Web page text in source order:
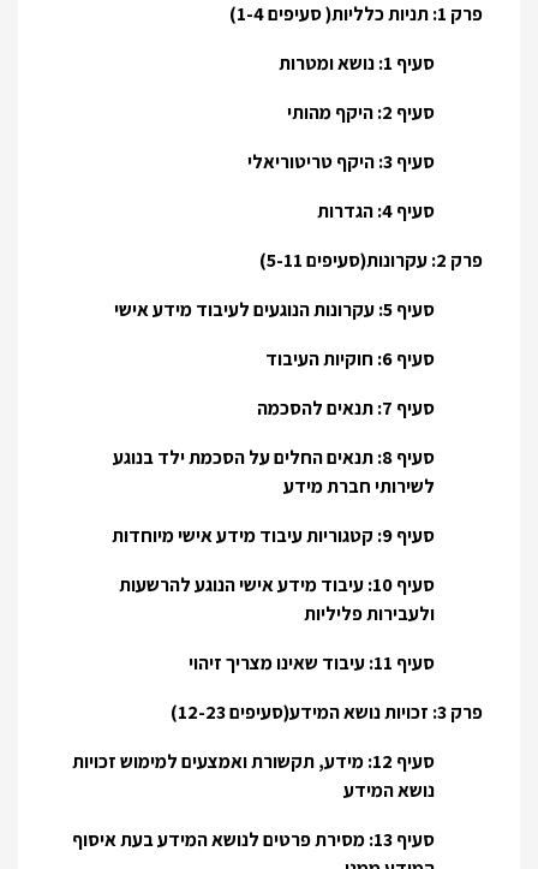
פרק 1: תניות כלליות( סעיפים 1-4)
סעיף 1: נושא ומטרות
סעיף 2: היקף מהותי
סעיף 3: היקף טריטוריאלי
סעיף 4: הגדרות
פרק 2: עקרונות(סעיפים 5-11)
סעיף 5: עקרונות הנוגעים לעיבוד מידע אישי
סעיף 6: חוקיות העיבוד
סעיף 7: תנאים להסכמה
סעיף 8: תנאים החלים על הסכמת ילד בנוגע
לשירותי חברת מידע
סעיף 9: קטגוריות עיבוד מידע אישי מיוחדות
סעיף 10: עיבוד מידע אישי הנוגע להרשעות
ולעבירות פליליות
סעיף 11: עיבוד שאינו מצריך זיהוי
פרק 3: זכויות נושא המידע(סעיפים 12-23)
סעיף 12: מידע, תקשורת ואמצעים למימוש זכויות
נושא המידע
סעיף 13: מסירת פרטים לנושא המידע בעת איסוף